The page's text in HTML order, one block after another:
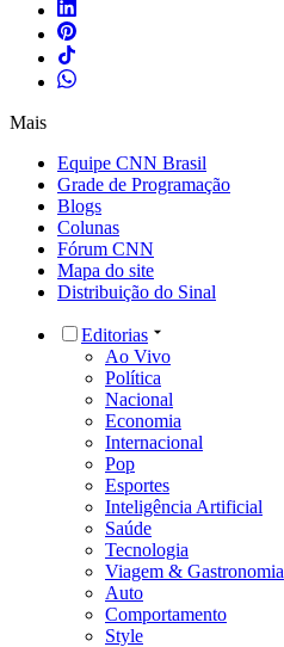
Mais
Equipe CNN Brasil
Grade de Programação
Blogs
Colunas
Fórum CNN
Mapa do site
Distribuição do Sinal
Editorias
Ao Vivo
Política
Nacional
Economia
Internacional
Pop
Esportes
Inteligência Artificial
Saúde
Tecnologia
Viagem & Gastronomia
Auto
Comportamento
Style